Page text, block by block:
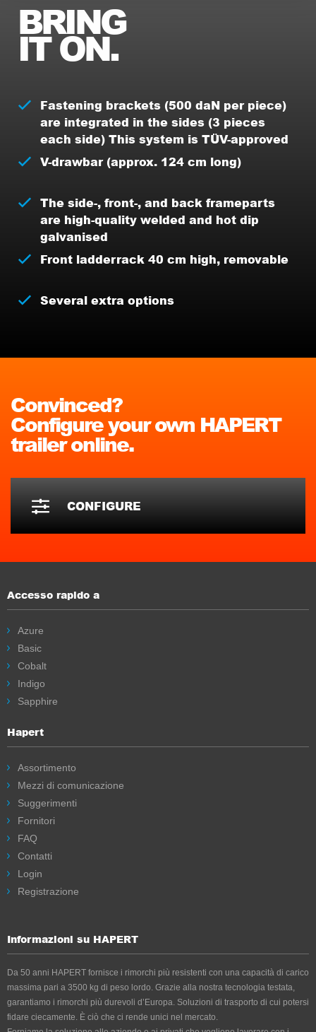
BRING
IT ON.
Fastening brackets (500 daN per piece)
are integrated in the sides (3 pieces
each side) This system is TÜV-approved
V-drawbar (approx. 124 cm long)
The side-, front-, and back frameparts
are high-quality welded and hot dip
galvanised
Front ladderrack 40 cm high, removable
Several extra options
Convinced?
Configure your own HAPERT
trailer online.
CONFIGURE
Accesso rapido a
Azure
Basic
Cobalt
Indigo
Sapphire
Hapert
Assortimento
Mezzi di comunicazione
Suggerimenti
Fornitori
FAQ
Contatti
Login
Registrazione
Informazioni su HAPERT
Da 50 anni HAPERT fornisce i rimorchi più resistenti con una capacità di carico
massima pari a 3500 kg di peso lordo. Grazie alla nostra tecnologia testata,
garantiamo i rimorchi più durevoli d’Europa. Soluzioni di trasporto di cui potersi
fidare ciecamente. È ciò che ci rende unici nel mercato.